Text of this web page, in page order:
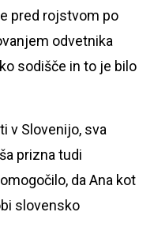
pred rojstvom po
odvetnika
sodišče in to je bilo
v Slovenijo, sva
prizna tudi
da Ana kot
slovensko